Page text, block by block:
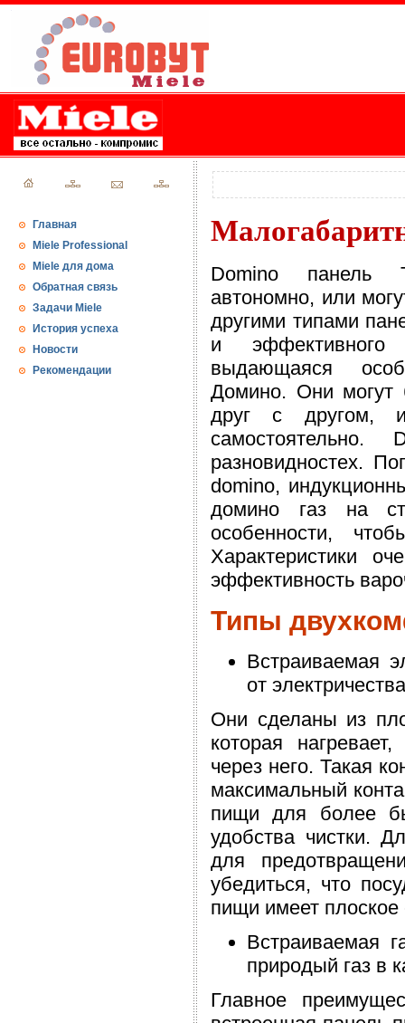
Главная
Miele Professional
Miele для дома
Обратная связь
Задачи Miele
История успеха
Новости
Рекомендации
Domino панель
автономно, или
другими типами
и
выдающаяся
Домино. Они могут
друг с другом,
разновидностех.
domino,
домино газ на
особенности,
Характеристики
эффективность
Типы
Встраиваемая
от электричества
Они сделаны из
которая
через него. Такая
максимальный
пищи для более
удобства чистки.
для
убедиться, что
пищи имеет плоское
Встраиваемая
природый газ в
Главное